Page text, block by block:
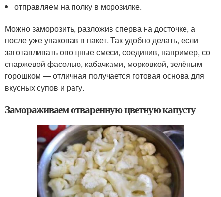
отправляем на полку в морозилке.
Можно заморозить, разложив сперва на досточке, а
после уже упаковав в пакет. Так удобно делать, если
заготавливать овощные смеси, соединив, например, со
спаржевой фасолью, кабачками, морковкой, зелёным
горошком — отличная получается готовая основа для
вкусных супов и рагу.
Замораживаем отваренную цветную капусту